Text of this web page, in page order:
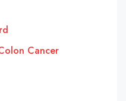
Cancer